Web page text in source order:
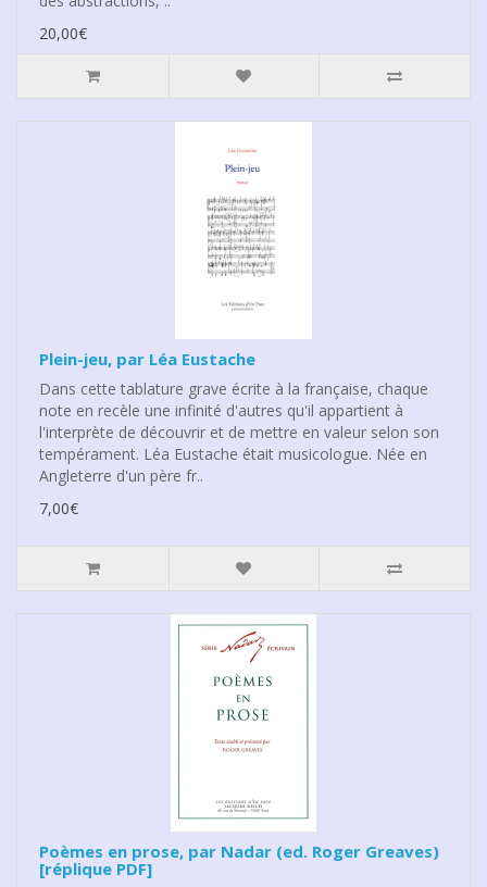
20,00€
Plein-jeu, par Léa Eustache
Dans cette tablature grave écrite à la française, chaque
note en recèle une infinité d'autres qu'il appartient à
l'interprète de découvrir et de mettre en valeur selon son
tempérament. Léa Eustache était musicologue. Née en
Angleterre d'un père fr..
7,00€
Poèmes en prose, par Nadar (ed. Roger Greaves)
[réplique PDF]